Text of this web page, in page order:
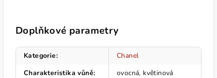
Doplňkové parametry
Kategorie:
Chanel
Charakteristika vůně:
ovocná, květinová